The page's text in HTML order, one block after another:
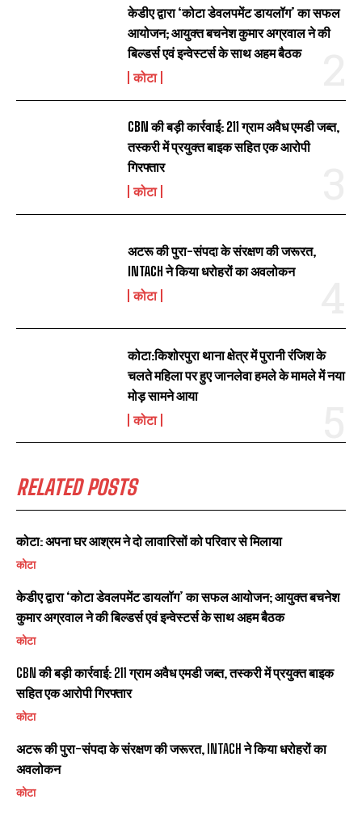
केडीए द्वारा ‘कोटा डेवलपमेंट डायलॉग’ का सफल
आयोजन; आयुक्त बचनेश कुमार अग्रवाल ने की
बिल्डर्स एवं इन्वेस्टर्स के साथ अहम बैठक
कोटा
CBN की बड़ी कार्रवाई: 211 ग्राम अवैध एमडी जब्त,
तस्करी में प्रयुक्त बाइक सहित एक आरोपी
गिरफ्तार
कोटा
अटरू की पुरा-संपदा के संरक्षण की जरूरत,
INTACH ने किया धरोहरों का अवलोकन
कोटा
कोटा:किशोरपुरा थाना क्षेत्र में पुरानी रंजिश के
चलते महिला पर हुए जानलेवा हमले के मामले में नया
मोड़ सामने आया
कोटा
RELATED POSTS
कोटा: अपना घर आश्रम ने दो लावारिसों को परिवार से मिलाया
कोटा
केडीए द्वारा ‘कोटा डेवलपमेंट डायलॉग’ का सफल आयोजन; आयुक्त बचनेश
कुमार अग्रवाल ने की बिल्डर्स एवं इन्वेस्टर्स के साथ अहम बैठक
कोटा
CBN की बड़ी कार्रवाई: 211 ग्राम अवैध एमडी जब्त, तस्करी में प्रयुक्त बाइक
सहित एक आरोपी गिरफ्तार
कोटा
अटरू की पुरा-संपदा के संरक्षण की जरूरत, INTACH ने किया धरोहरों का
अवलोकन
कोटा